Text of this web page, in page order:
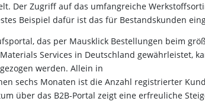
Der Zugriff auf das umfangreiche
Beispiel dafür ist das für Bestandskunden
das per Mausklick Bestellungen beim
Services in Deutschland gewährleistet,
werden. Allein in
sechs Monaten ist die Anzahl registrierter
über das B2B-Portal zeigt eine erfreuliche